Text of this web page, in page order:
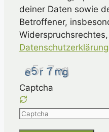
deiner Daten sowie
Betroffener,
Datenschutzerklärung
Captcha
Please